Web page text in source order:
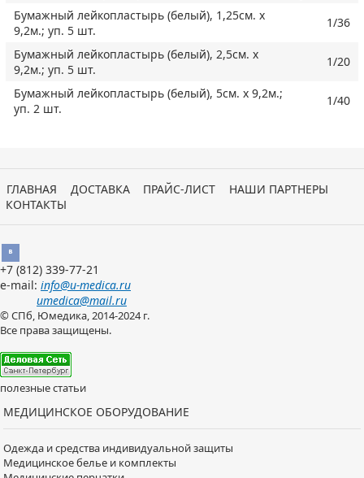
Бумажный лейкопластырь (белый), 1,25см. х
9,2м.; уп. 5 шт.
1/36
Бумажный лейкопластырь (белый), 2,5см. х
9,2м.; уп. 5 шт.
1/20
Бумажный лейкопластырь (белый), 5см. х 9,2м.;
уп. 2 шт.
1/40
ГЛАВНАЯ ДОСТАВКА ПРАЙС-ЛИСТ
НАШИ ПАРТНЕРЫ
КОНТАКТЫ
+7 (812) 339-77-21
e-mail: info@u-medica.ru
umedica@mail.ru
© СПб, Юмедика, 2014-2024 г.
Все права защищены.
полезные статьи
МЕДИЦИНСКОЕ ОБОРУДОВАНИЕ
Одежда и средства индивидуальной защиты
Медицинское белье и комплекты